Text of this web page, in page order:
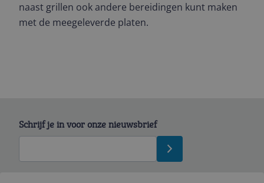
naast grillen ook andere bereidingen kunt maken
met de meegeleverde platen.
Schrijf je in voor onze nieuwsbrief